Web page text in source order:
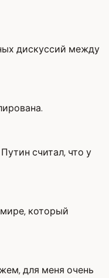
дискуссий между
считал, что у
который
для меня очень